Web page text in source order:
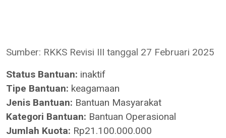
Sumber: RKKS Revisi III tanggal 27 Februari 2025
Status Bantuan: inaktif
Tipe Bantuan: keagamaan
Jenis Bantuan: Bantuan Masyarakat
Kategori Bantuan: Bantuan Operasional
Jumlah Kuota: Rp21.100.000.000